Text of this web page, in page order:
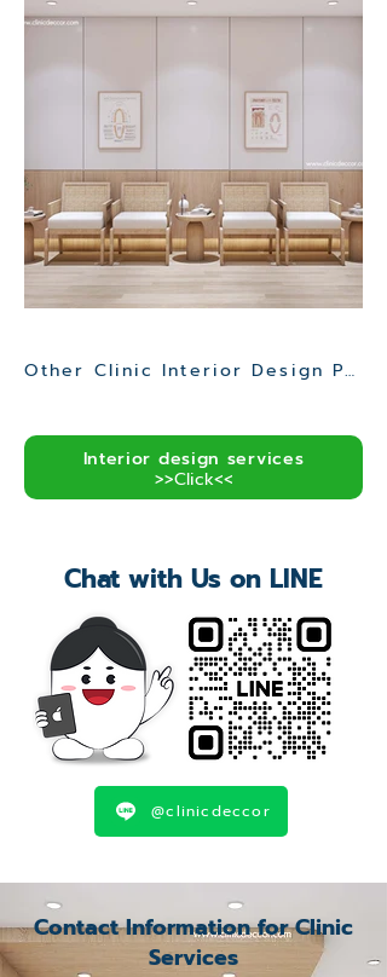
Other Clinic Interior Design Project>>
Interior design services
>>Click<<
Chat with Us on LINE
@clinicdeccor
Contact Information for Clinic
Services